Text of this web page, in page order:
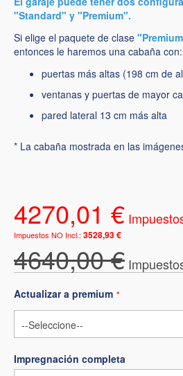
"Standard" y "Premium".
Si elige el paquete de clase
entonces le haremos una cabaña con:
puertas más altas (198 cm de
ventanas y puertas de mayor
pared lateral 13 cm más alta
* La cabaña mostrada en las
4270,01 €
3528,93 €
4640,00 €
Actualizar a premium
Impregnación completa